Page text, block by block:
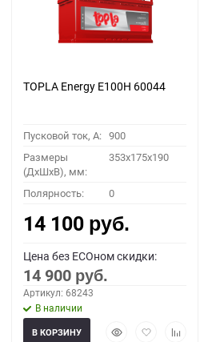
TOPLA Energy E100H 60044
Пусковой ток, A: 900
Размеры
(ДхШхВ), мм:
353x175x190
Полярность: 0
14 100 руб.
Цена без ECOном скидки:
14 900 руб.
Артикул: 68243
В наличии
БыстрыйДобавитьДобавить
В КОРЗИНУ